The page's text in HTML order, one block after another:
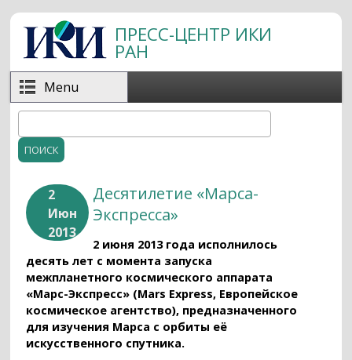
Перейти к основному содержанию
ПРЕСС-ЦЕНТР ИКИ
РАН
Menu
Форма поиска
2
Июн
2013
Десятилетие «Марса-
Экспресса»
2 июня 2013 года исполнилось
десять лет с момента запуска
межпланетного космического аппарата
«Марс-Экспресс» (Mars Express, Европейское
космическое агентство), предназначенного
для изучения Марса с орбиты её
искусственного спутника.